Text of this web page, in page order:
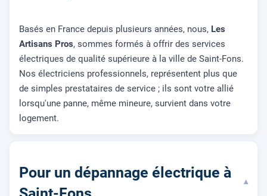
Basés en France depuis plusieurs années, nous, Les
Artisans Pros, sommes formés à offrir des services
électriques de qualité supérieure à la ville de Saint-Fons.
Nos électriciens professionnels, représentent plus que
de simples prestataires de service ; ils sont votre allié
lorsqu'une panne, même mineure, survient dans votre
logement.
Pour un dépannage électrique à
▾